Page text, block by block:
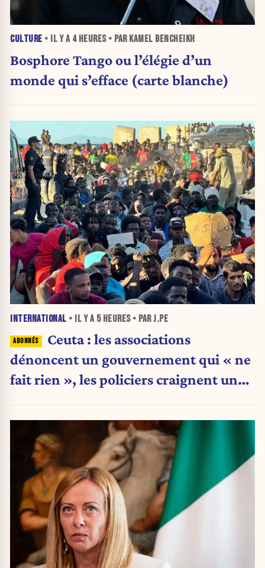
CULTURE • IL Y A 4 HEURES• PAR KAMEL BENCHEIKH
Bosphore Tango ou l’élégie d’un
monde qui s’efface (carte blanche)
INTERNATIONAL • IL Y A 5 HEURES• PAR J.PE
Ceuta : les associations
dénoncent un gouvernement qui « ne
fait rien », les policiers craignent une